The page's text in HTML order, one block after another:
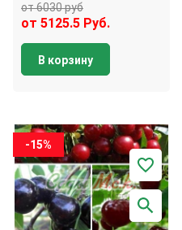
от 6030 руб
от 5125.5 Руб.
В корзину
-15%